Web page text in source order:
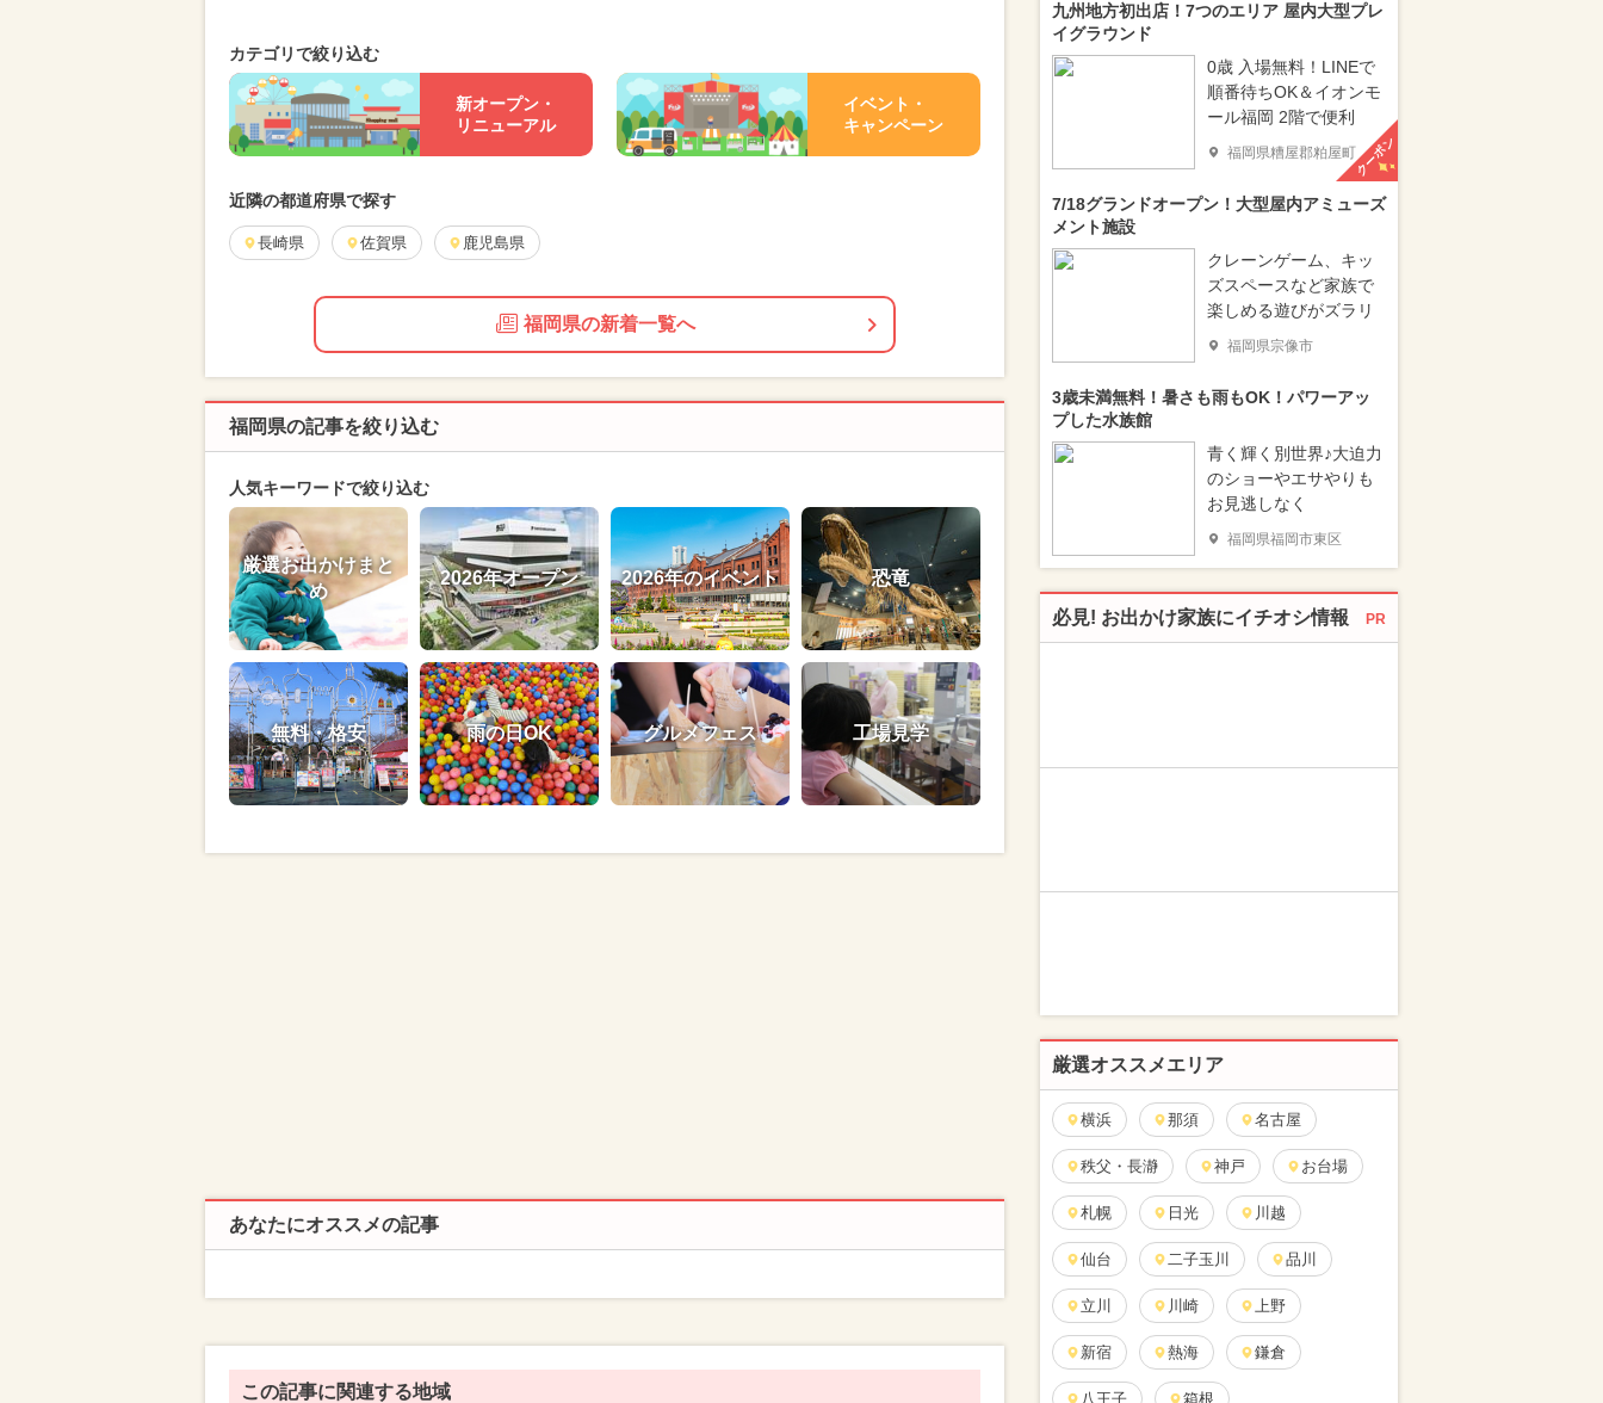
カテゴリで絞り込む
新オープン・
リニューアル
イベント・
キャンペーン
近隣の都道府県で探す
長崎県 佐賀県 鹿児島県
福岡県の新着一覧へ
福岡県の記事を絞り込む
人気キーワードで絞り込む
厳選お出かけまと
め
2026年オープン 2026年のイベント 恐竜
無料・格安 雨の日OK グルメフェス 工場見学
あなたにオススメの記事
この記事に関連する地域
九州地方初出店！7つのエリア 屋内大型プレ
イグラウンド
0歳 入場無料！LINEで
順番待ちOK＆イオンモ
ール福岡 2階で便利
福岡県糟屋郡粕屋町クーポン
7/18グランドオープン！大型屋内アミューズ
メント施設
クレーンゲーム、キッ
ズスペースなど家族で
楽しめる遊びがズラリ
福岡県宗像市
3歳未満無料！暑さも雨もOK！パワーアッ
プした水族館
青く輝く別世界♪大迫力
のショーやエサやりも
お見逃しなく
福岡県福岡市東区
必見! お出かけ家族にイチオシ情報 PR
厳選オススメエリア
横浜 那須 名古屋
秩父・長瀞 神戸 お台場
札幌 日光 川越
仙台 二子玉川 品川
立川 川崎 上野
新宿 熱海 鎌倉
八王子 箱根